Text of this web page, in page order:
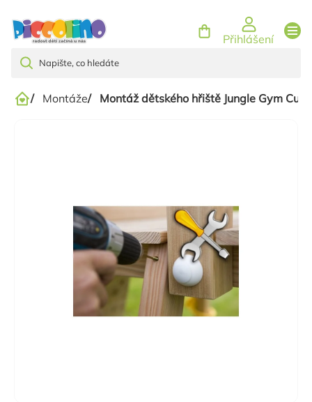
Přihlášení
Domů
/ Montáže/ Montáž dětského hřiště Jungle Gym